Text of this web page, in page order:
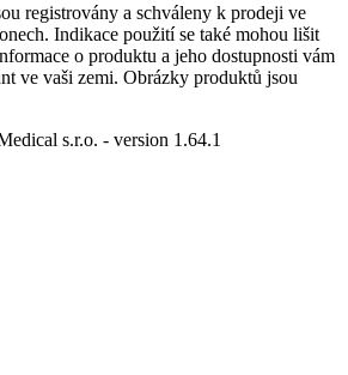
registrovány a schváleny k prodeji ve
Indikace použití se také mohou lišit
o produktu a jeho dostupnosti vám
ve vaši zemi. Obrázky produktů jsou
s.r.o. - version 1.64.1